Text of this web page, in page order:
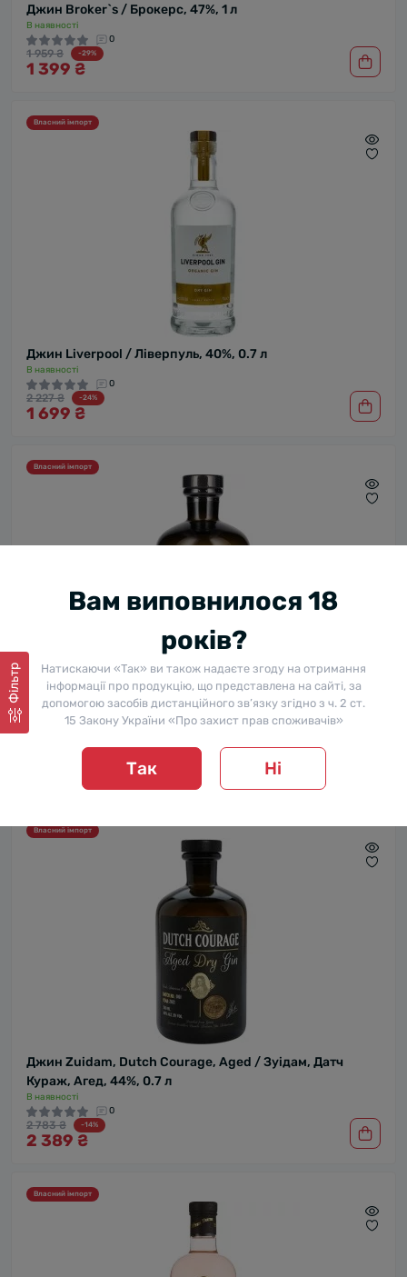
Фільтр
Джин Broker`s / Брокерс, 47%, 1 л
В наявності
0
1 959 ₴ -29%
1 399 ₴
Власний імпорт
Джин Liverpool / Ліверпуль, 40%, 0.7 л
В наявності
0
2 227 ₴ -24%
1 699 ₴
Власний імпорт
Джин Zuidam, Dutch Courage / Зуідам, Датч Кураж,
44.5%, 0.7 л
В наявності
0
Власний імпорт
Джин Zuidam, Dutch Courage, Aged / Зуідам, Датч
Кураж, Агед, 44%, 0.7 л
В наявності
0
2 783 ₴ -14%
2 389 ₴
Власний імпорт
Вам виповнилося 18
років?
Натискаючи «Так» ви також надаєте згоду на отримання
інформації про продукцію, що представлена на сайті, за
допомогою засобів дистанційного зв’язку згідно з ч. 2 ст.
15 Закону України «Про захист прав споживачів»
Так Ні